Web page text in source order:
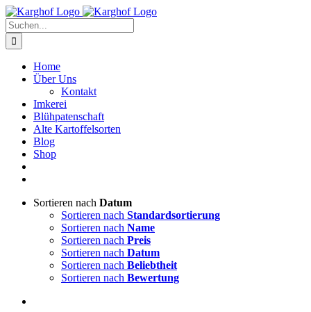
Zum
Inhalt
springen
Instagram
Facebook
Suche
nach:
Home
Über Uns
Kontakt
Imkerei
Blühpatenschaft
Alte Kartoffelsorten
Blog
Shop
Sortieren nach Datum
Sortieren nach Standardsortierung
Sortieren nach Name
Sortieren nach Preis
Sortieren nach Datum
Sortieren nach Beliebtheit
Sortieren nach Bewertung